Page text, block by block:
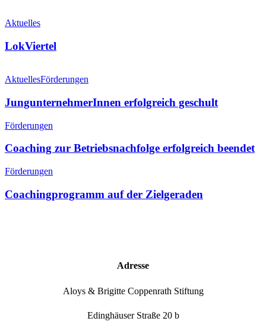
Aktuelles
LokViertel
AktuellesFörderungen
JungunternehmerInnen erfolgreich geschult
Förderungen
Coaching zur Betriebsnachfolge erfolgreich beendet
Förderungen
Coachingprogramm auf der Zielgeraden
Adresse
Aloys & Brigitte Coppenrath Stiftung
Edinghäuser Straße 20 b